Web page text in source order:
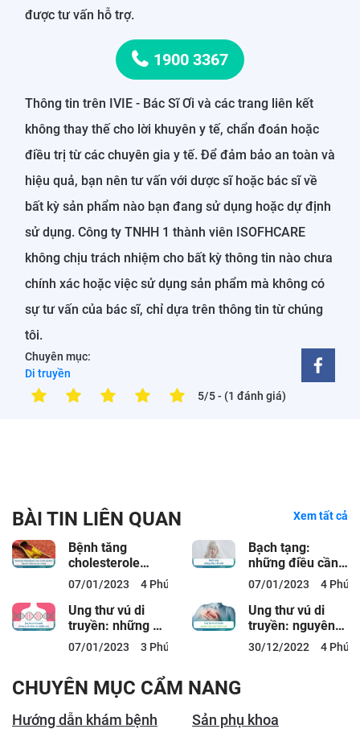
được tư vấn hỗ trợ.
1900 3367
Thông tin trên IVIE - Bác Sĩ Ơi và các trang liên kết
không thay thế cho lời khuyên y tế, chẩn đoán hoặc
điều trị từ các chuyên gia y tế. Để đảm bảo an toàn và
hiệu quả, bạn nên tư vấn với dược sĩ hoặc bác sĩ về
bất kỳ sản phẩm nào bạn đang sử dụng hoặc dự định
sử dụng. Công ty TNHH 1 thành viên ISOFHCARE
không chịu trách nhiệm cho bất kỳ thông tin nào chưa
chính xác hoặc việc sử dụng sản phẩm mà không có
sự tư vấn của bác sĩ, chỉ dựa trên thông tin từ chúng
tôi.
Chuyên mục:
Di truyền
5/5- (1 đánh giá)
BÀI TIN LIÊN QUAN Xem tất cả
Bệnh tăng
cholesterole
máu có tính gia
đình: Nguyên...
07/01/2023 4 Phút đọc
Bạch tạng:
những điều cần
biết
07/01/2023 4 Phút
Ung thư vú di
truyền: những ai
cần được xét
nghiệm gen
07/01/2023 3 Phút đọc
Ung thư vú di
truyền: nguyên
nhân gây bệnh là
gì?
30/12/2022 4 Phút
CHUYÊN MỤC CẨM NANG
Hướng dẫn khám bệnh Sản phụ khoa